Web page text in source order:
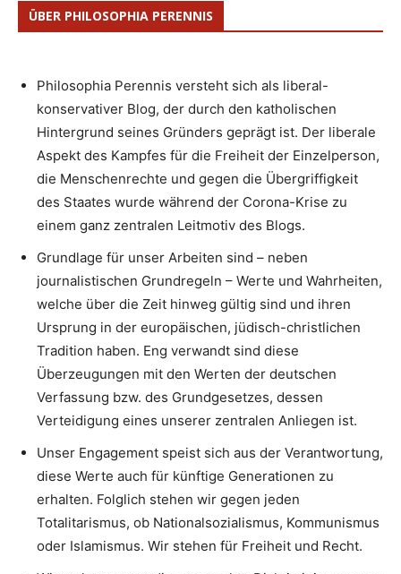
ÜBER PHILOSOPHIA PERENNIS
Philosophia Perennis versteht sich als liberal-
konservativer Blog, der durch den katholischen
Hintergrund seines Gründers geprägt ist. Der liberale
Aspekt des Kampfes für die Freiheit der Einzelperson,
die Menschenrechte und gegen die Übergriffigkeit
des Staates wurde während der Corona-Krise zu
einem ganz zentralen Leitmotiv des Blogs.
Grundlage für unser Arbeiten sind – neben
journalistischen Grundregeln – Werte und Wahrheiten,
welche über die Zeit hinweg gültig sind und ihren
Ursprung in der europäischen, jüdisch-christlichen
Tradition haben. Eng verwandt sind diese
Überzeugungen mit den Werten der deutschen
Verfassung bzw. des Grundgesetzes, dessen
Verteidigung eines unserer zentralen Anliegen ist.
Unser Engagement speist sich aus der Verantwortung,
diese Werte auch für künftige Generationen zu
erhalten. Folglich stehen wir gegen jeden
Totalitarismus, ob Nationalsozialismus, Kommunismus
oder Islamismus. Wir stehen für Freiheit und Recht.